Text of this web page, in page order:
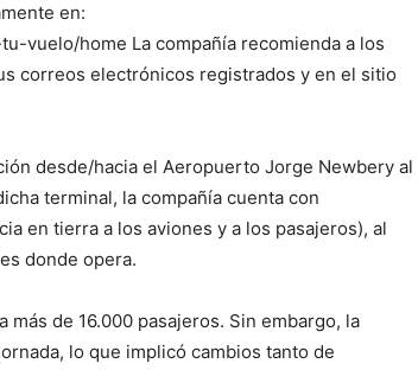
en:
vuelo/home La compañía recomienda a los
correos electrónicos registrados y en el sitio
desde/hacia el Aeropuerto Jorge Newbery al
terminal, la compañía cuenta con
en tierra a los aviones y a los pasajeros), al
donde opera.
de 16.000 pasajeros. Sin embargo, la
lo que implicó cambios tanto de